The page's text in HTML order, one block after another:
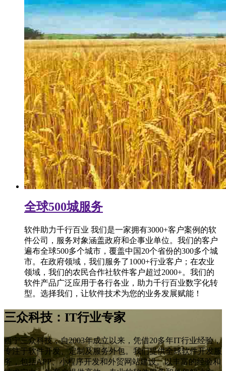
全球500城服务
软件助力千行百业 我们是一家拥有3000+客户案例的软
件公司，服务对象涵盖政府和企事业单位。我们的客户
遍布全球500多个城市，覆盖中国20个省份的300多个城
市。在政府领域，我们服务了1000+行业客户；在农业
领域，我们的农民合作社软件客户超过2000+。我们的
软件产品广泛应用于各行各业，助力千行百业数字化转
型。选择我们，让软件技术为您的业务发展赋能！
三众科技：IT行业专家
西宁三众科技，自2003年成立以来，凭借20多年IT行业经验，
专注于软件开发、定制及服务外包。我们提供全球软件开发服
务，包括APP、小程序开发和外贸网站建设。以丰富的经验和